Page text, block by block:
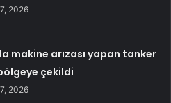
2026
makine arızası yapan tanker
çekildi
2026